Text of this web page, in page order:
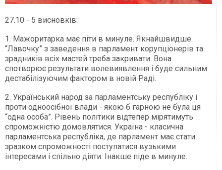
27.10 - 5 висновків:
1. Мажоритарка має піти в минуле. Якнайшвидше.
“Лавочку” з заведення в парламент корупціонерів та
зрадників всіх мастей треба закривати. Вона
спотворює результати волевиявлення і буде сильним
дестабілізуючим фактором в новій Раді.
2. Український народ за парламентську республіку і
проти одноосібної влади - якою б гарною не була ця
“одна особа”. Рівень політики відтепер мірятимуть
спроможністю домовлятися. Україна - класична
парламентська республіка, де парламент має стати
зразком спроможності поступатися вузькими
інтересами і спільно діяти. Інакше піде в минуле.